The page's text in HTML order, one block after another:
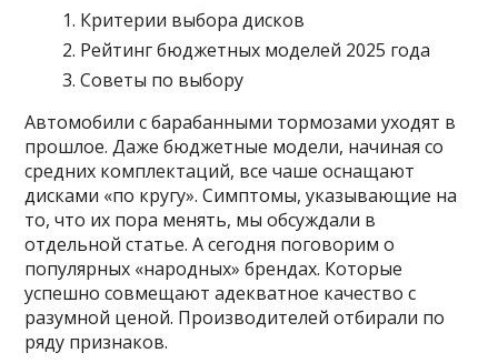
Критерии выбора дисков
Рейтинг бюджетных моделей 2025 года
Советы по выбору
Автомобили с барабанными тормозами уходят в
прошлое. Даже бюджетные модели, начиная со
средних комплектаций, все чаше оснащают
дисками «по кругу». Симптомы, указывающие на
то, что их пора менять, мы обсуждали в
отдельной статье. А сегодня поговорим о
популярных «народных» брендах. Которые
успешно совмещают адекватное качество с
разумной ценой. Производителей отбирали по
ряду признаков.